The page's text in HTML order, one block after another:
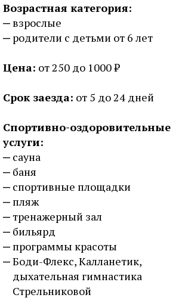
Возрастная категория:
взрослые
родители с детьми от 6 лет
Цена: от 250 до 1000 ₽
Срок заезда: от 5 до 24 дней
Спортивно-оздоровительные
услуги:
сауна
баня
спортивные площадки
пляж
тренажерный зал
бильярд
программы красоты
Боди-Флекс, Калланетик,
дыхательная гимнастика
Стрельниковой